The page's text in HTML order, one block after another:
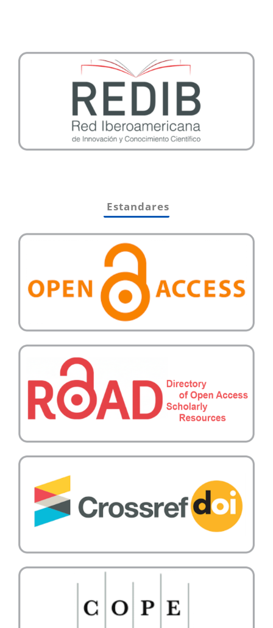
Estandares